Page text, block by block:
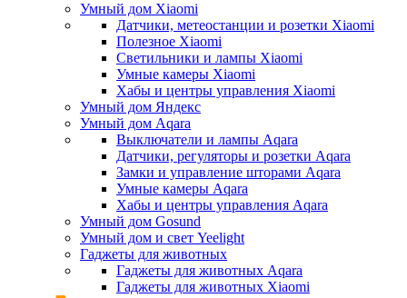
Умный дом Xiaomi
Датчики, метеостанции и розетки Xiaomi
Полезное Xiaomi
Светильники и лампы Xiaomi
Умные камеры Xiaomi
Хабы и центры управления Xiaomi
Умный дом Яндекс
Умный дом Aqara
Выключатели и лампы Aqara
Датчики, регуляторы и розетки Aqara
Замки и управление шторами Aqara
Умные камеры Aqara
Хабы и центры управления Aqara
Умный дом Gosund
Умный дом и свет Yeelight
Гаджеты для животных
Гаджеты для животных Aqara
Гаджеты для животных Xiaomi